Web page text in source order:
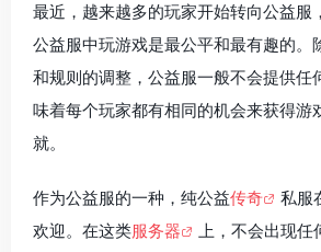
最近，越来越多的玩家开始转向公益服
公益服中玩游戏是最公平和最有趣的。
和规则的调整，公益服一般不会提供任
味着每个玩家都有相同的机会来获得游
就。
作为公益服的一种，纯公益传奇
私服
欢迎。在这类服务器
上，不会出现任